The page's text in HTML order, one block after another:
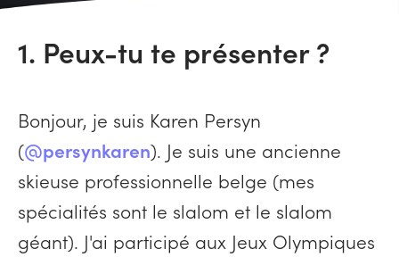
1. Peux-tu te présenter ?
Bonjour, je suis Karen Persyn
(@persynkaren). Je suis une ancienne
skieuse professionnelle belge (mes
spécialités sont le slalom et le slalom
géant). J'ai participé aux Jeux Olympiques